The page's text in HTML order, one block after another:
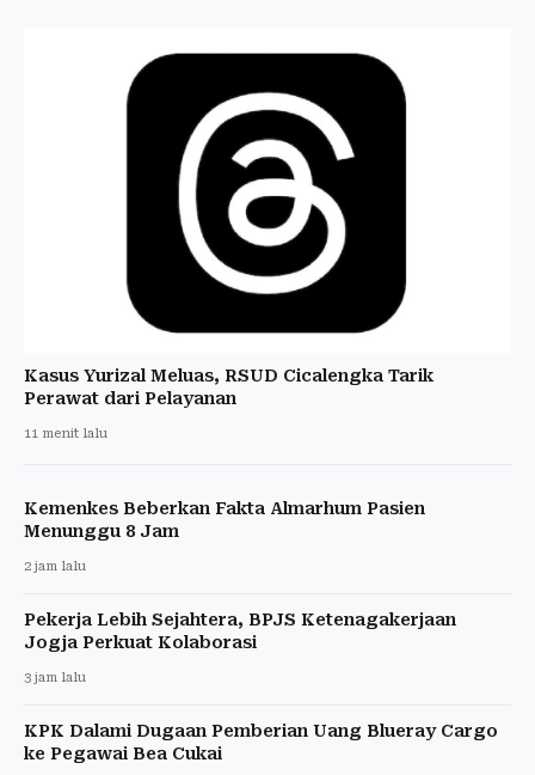
Kasus Yurizal Meluas, RSUD Cicalengka Tarik
Perawat dari Pelayanan
11 menit lalu
Kemenkes Beberkan Fakta Almarhum Pasien
Menunggu 8 Jam
2 jam lalu
Pekerja Lebih Sejahtera, BPJS Ketenagakerjaan
Jogja Perkuat Kolaborasi
3 jam lalu
KPK Dalami Dugaan Pemberian Uang Blueray Cargo
ke Pegawai Bea Cukai